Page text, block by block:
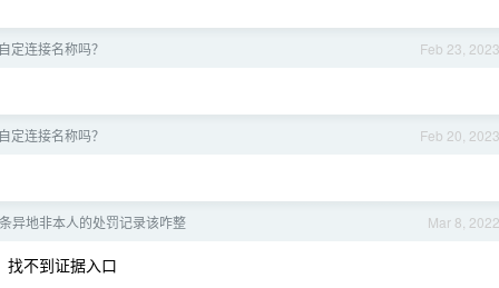
Feb 23, 2023
定连接名称吗？
Feb 20, 2023
定连接名称吗？
Mar 8, 2022
异地非本人的处罚记录该咋整
不到证据入口